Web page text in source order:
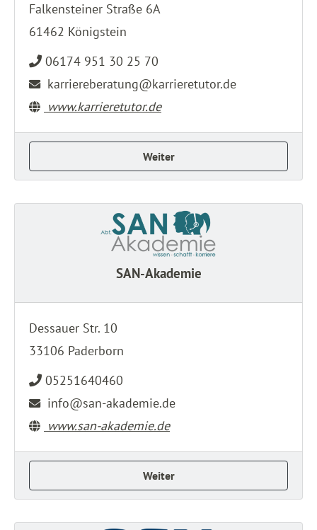
Falkensteiner Straße 6A
61462 Königstein
06174 951 30 25 70
karriereberatung@karrieretutor.de
www.karrieretutor.de
Weiter
SAN-Akademie
Dessauer Str. 10
33106 Paderborn
05251640460
info@san-akademie.de
www.san-akademie.de
Weiter